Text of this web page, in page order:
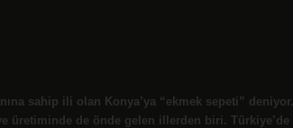
sahip ili olan Konya’ya “ekmek sepeti” deniyor.
üretiminde de önde gelen illerden biri. Türkiye’de